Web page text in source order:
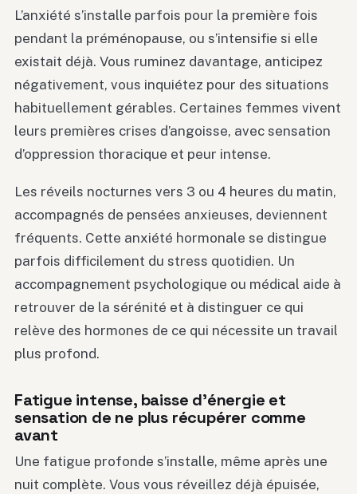
L’anxiété s’installe parfois pour la première fois
pendant la préménopause, ou s’intensifie si elle
existait déjà. Vous ruminez davantage, anticipez
négativement, vous inquiétez pour des situations
habituellement gérables. Certaines femmes vivent
leurs premières crises d’angoisse, avec sensation
d’oppression thoracique et peur intense.
Les réveils nocturnes vers 3 ou 4 heures du matin,
accompagnés de pensées anxieuses, deviennent
fréquents. Cette anxiété hormonale se distingue
parfois difficilement du stress quotidien. Un
accompagnement psychologique ou médical aide à
retrouver de la sérénité et à distinguer ce qui
relève des hormones de ce qui nécessite un travail
plus profond.
Fatigue intense, baisse d’énergie et
sensation de ne plus récupérer comme
avant
Une fatigue profonde s’installe, même après une
nuit complète. Vous vous réveillez déjà épuisée,